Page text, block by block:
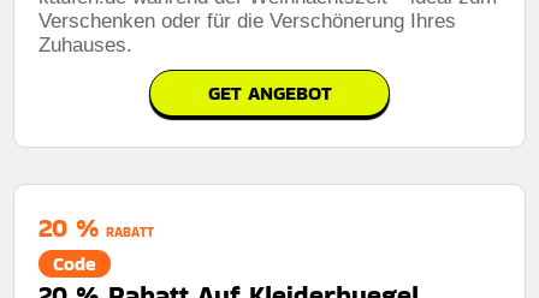
Verschenken oder für die Verschönerung Ihres
Zuhauses.
GET ANGEBOT
20 % RABATT
Code